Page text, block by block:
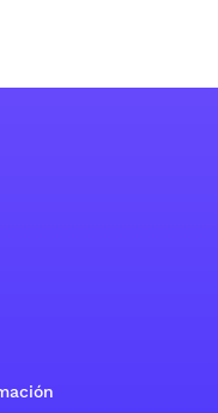
de Facebook
de la cuenta de
social de la cuenta